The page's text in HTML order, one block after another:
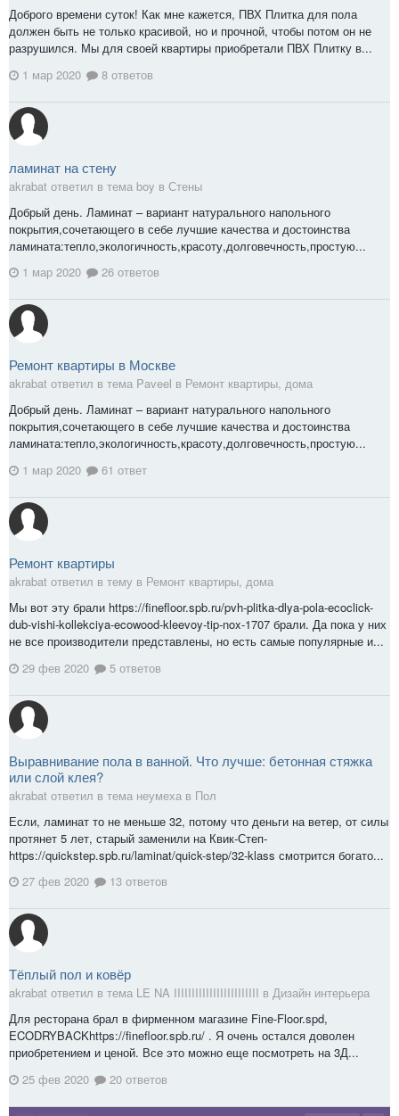
Доброго времени суток! Как мне кажется, ПВХ Плитка для пола
должен быть не только красивой, но и прочной, чтобы потом он не
разрушился. Мы для своей квартиры приобретали ПВХ Плитку в...
1 мар 2020
8 ответов
ламинат на стену
akrabat ответил в тема boy в Стены
Добрый день. Ламинат – вариант натурального напольного
покрытия,сочетающего в себе лучшие качества и достоинства
ламината:тепло,экологичность,красоту,долговечность,простую...
1 мар 2020
26 ответов
Ремонт квартиры в Москве
akrabat ответил в тема Paveel в Ремонт квартиры, дома
Добрый день. Ламинат – вариант натурального напольного
покрытия,сочетающего в себе лучшие качества и достоинства
ламината:тепло,экологичность,красоту,долговечность,простую...
1 мар 2020
61 ответ
Ремонт квартиры
akrabat ответил в тему в Ремонт квартиры, дома
Мы вот эту брали https://finefloor.spb.ru/pvh-plitka-dlya-pola-ecoclick-
dub-vishi-kollekciya-ecowood-kleevoy-tip-nox-1707 брали. Да пока у них
не все производители представлены, но есть самые популярные и...
29 фев 2020
5 ответов
Выравнивание пола в ванной. Что лучше: бетонная стяжка
или слой клея?
akrabat ответил в тема неумеха в Пол
Если, ламинат то не меньше 32, потому что деньги на ветер, от силы
протянет 5 лет, старый заменили на Квик-Степ-
https://quickstep.spb.ru/laminat/quick-step/32-klass смотрится богато...
27 фев 2020
13 ответов
Тёплый пол и ковёр
akrabat ответил в тема LE NA IIIIIIIIIIIIIIIIIIIIIIII в Дизайн интерьера
Для ресторана брал в фирменном магазине Fine-Floor.spd,
ECODRYBACKhttps://finefloor.spb.ru/ . Я очень остался доволен
приобретением и ценой. Все это можно еще посмотреть на 3Д...
25 фев 2020
20 ответов